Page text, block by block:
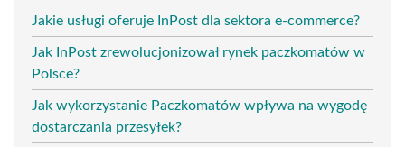
Jakie usługi oferuje InPost dla sektora e-commerce?
Jak InPost zrewolucjonizował rynek paczkomatów w
Polsce?
Jak wykorzystanie Paczkomatów wpływa na wygodę
dostarczania przesyłek?